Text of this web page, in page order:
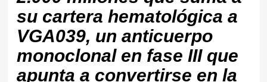
su cartera hematológica a
VGA039, un anticuerpo
monoclonal en fase III que
apunta a convertirse en la